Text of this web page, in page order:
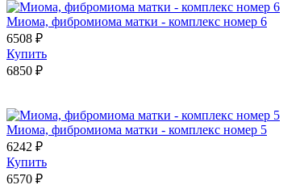
Миома, фибромиома матки - комплекс номер 6
6508 ₽
Купить
6850 ₽
Миома, фибромиома матки - комплекс номер 5
6242 ₽
Купить
6570 ₽